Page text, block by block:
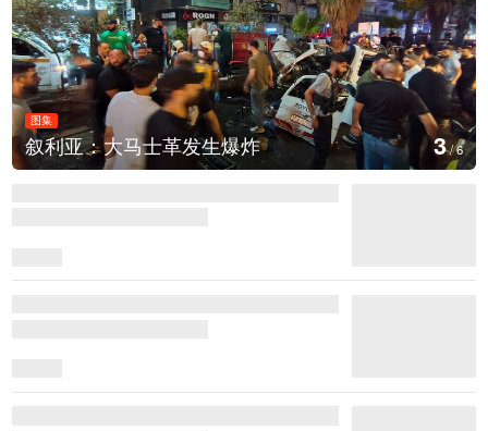
图集
叙利亚：大马士革发生爆炸 3/6